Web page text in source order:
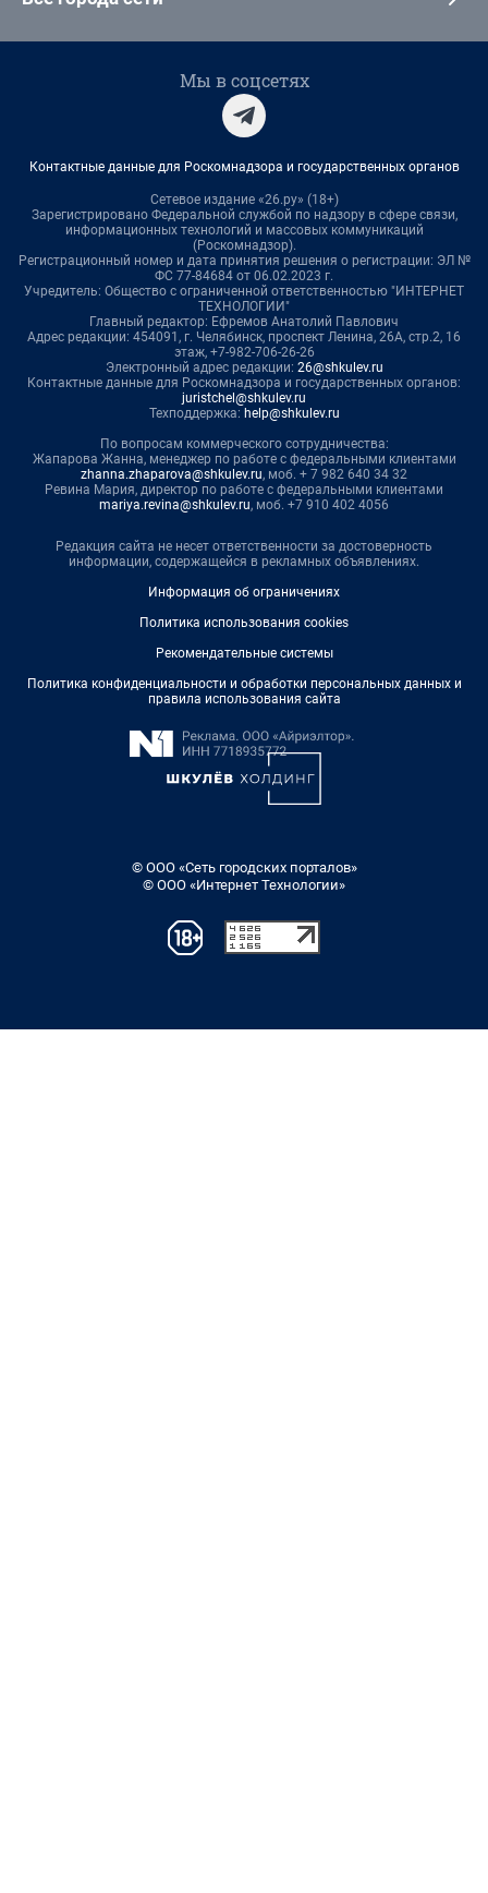
Мы в соцсетях
Контактные данные для Роскомнадзора и государственных органов
Сетевое издание «26.ру» (18+)
Зарегистрировано Федеральной службой по надзору в сфере связи,
информационных технологий и массовых коммуникаций
(Роскомнадзор).
Регистрационный номер и дата принятия решения о регистрации: ЭЛ №
ФС 77-84684 от 06.02.2023 г.
Учредитель: Общество с ограниченной ответственностью "ИНТЕРНЕТ
ТЕХНОЛОГИИ"
Главный редактор: Ефремов Анатолий Павлович
Адрес редакции: 454091, г. Челябинск, проспект Ленина, 26А, стр.2, 16
этаж, +7-982-706-26-26
Электронный адрес редакции: 26@shkulev.ru
Контактные данные для Роскомнадзора и государственных органов:
juristchel@shkulev.ru
Техподдержка: help@shkulev.ru
По вопросам коммерческого сотрудничества:
Жапарова Жанна, менеджер по работе с федеральными клиентами
zhanna.zhaparova@shkulev.ru, моб. + 7 982 640 34 32
Ревина Мария, директор по работе с федеральными клиентами
mariya.revina@shkulev.ru, моб. +7 910 402 4056
Редакция сайта не несет ответственности за достоверность
информации, содержащейся в рекламных объявлениях.
Информация об ограничениях
Политика использования cookies
Рекомендательные системы
Политика конфиденциальности и обработки персональных данных и
правила использования сайта
© ООО «Сеть городских порталов»
© ООО «Интернет Технологии»